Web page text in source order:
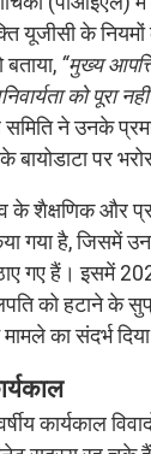
यूजीसी के
“मुख्य
को पूरा
ने उनके
पर
के शैक्षणिक और
गया है, जिसमें
गए हैं। इसमें
को हटाने के
का संदर्भ
कार्यकाल